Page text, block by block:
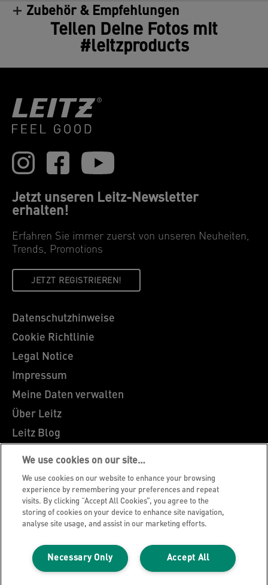
Zubehör & Empfehlungen
Teilen Deine Fotos mit
#leitzproducts
Jetzt unseren Leitz-Newsletter
erhalten!
Erfahren Sie immer zuerst von unseren Neuheiten,
Trends, Promotions
JETZT REGISTRIEREN!
Datenschutzhinweise
Cookie Richtlinie
Legal Notice
Impressum
Meine Daten verwalten
Über Leitz
Leitz Blog
Karriere
Leitz EasyPrint
Kundenservice
Hinweise zum Verpackungsrecycling
Garantiebedingungen
Konformitätserklärungen
Sitemap
We use cookies on our site…
We use cookies on our website to enhance your browsing
experience by remembering your preferences and repeat
visits. By clicking “Accept All Cookies”, you agree to the
storing of cookies on your device to enhance site navigation,
analyse site usage, and assist in our marketing efforts.
Accept All
Necessary Only